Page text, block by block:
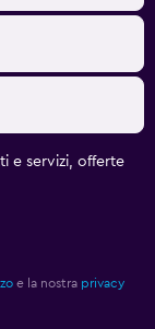
e servizi, offerte
e la nostra privacy